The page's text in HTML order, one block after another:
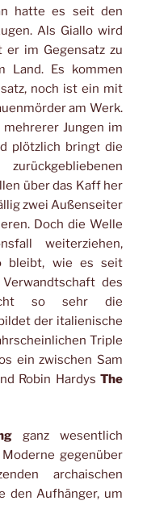
hatte es seit den
Als Giallo wird
er im Gegensatz zu
Land. Es kommen
noch ist ein mit
am Werk.
Jungen im
plötzlich bringt die
über das Kaff her
zwei Außenseiter
Doch die Welle
weiterziehen,
bleibt, wie es seit
des
so sehr die
der italienische
Triple
ein zwischen Sam
Robin HardysThe
ganz wesentlich
gegenüber
archaischen
den Aufhänger, um